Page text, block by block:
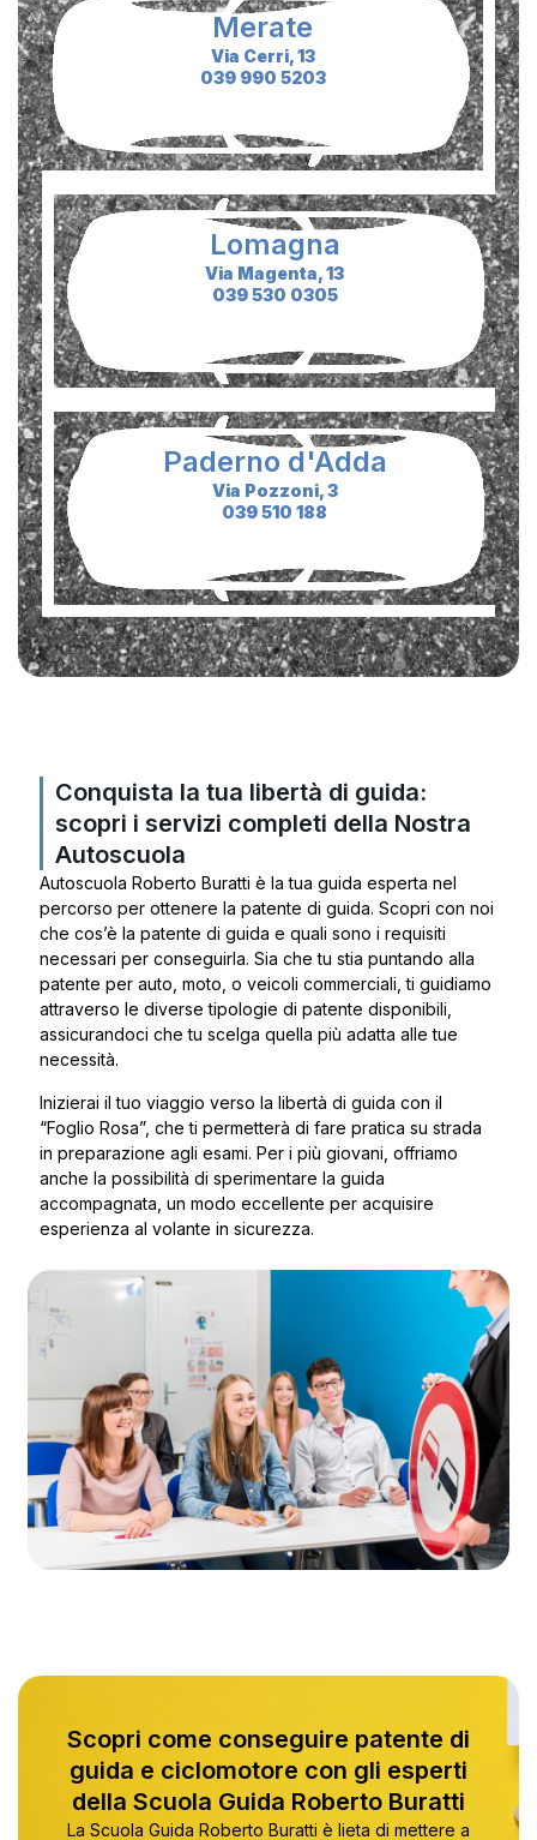
Merate
Via Cerri, 13
039 990 5203
Lomagna
Via Magenta, 13
039 530 0305
Paderno d'Adda
Via Pozzoni, 3
039 510 188
Conquista la tua libertà di guida:
scopri i servizi completi della Nostra
Autoscuola
Autoscuola Roberto Buratti è la tua guida esperta nel
percorso per ottenere la patente di guida. Scopri con noi
che cos’è la patente di guida e quali sono i requisiti
necessari per conseguirla. Sia che tu stia puntando alla
patente per auto, moto, o veicoli commerciali, ti guidiamo
attraverso le diverse tipologie di patente disponibili,
assicurandoci che tu scelga quella più adatta alle tue
necessità.
Inizierai il tuo viaggio verso la libertà di guida con il
“Foglio Rosa”, che ti permetterà di fare pratica su strada
in preparazione agli esami. Per i più giovani, offriamo
anche la possibilità di sperimentare la guida
accompagnata, un modo eccellente per acquisire
esperienza al volante in sicurezza.
Scopri come conseguire patente di
guida e ciclomotore con gli esperti
della Scuola Guida Roberto Buratti
La Scuola Guida Roberto Buratti è lieta di mettere a